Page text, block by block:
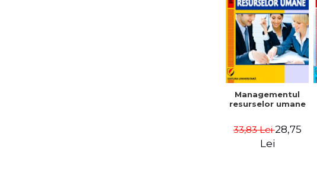
Managementul
resurselor umane
33,83 Lei28,75
Lei